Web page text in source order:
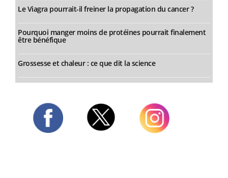
Le Viagra pourrait-il freiner la propagation du cancer ?
Pourquoi manger moins de protéines pourrait finalement
être bénéfique
Grossesse et chaleur : ce que dit la science